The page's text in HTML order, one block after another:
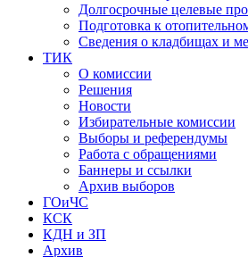
Долгосрочные целевые
Подготовка к
Сведения о кладбищах и
ТИК
О комиссии
Решения
Новости
Избирательные комиссии
Выборы и референдумы
Работа с обращениями
Баннеры и ссылки
Архив выборов
ГОиЧС
КСК
КДН и ЗП
Архив